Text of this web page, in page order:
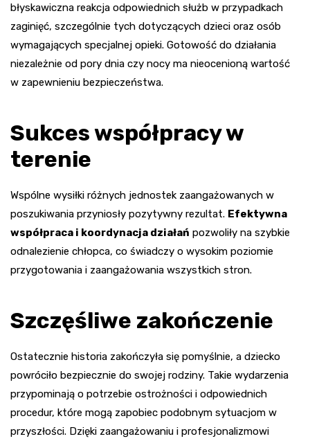
błyskawiczna reakcja odpowiednich służb w przypadkach
zaginięć, szczególnie tych dotyczących dzieci oraz osób
wymagających specjalnej opieki. Gotowość do działania
niezależnie od pory dnia czy nocy ma nieocenioną wartość
w zapewnieniu bezpieczeństwa.
Sukces współpracy w
terenie
Wspólne wysiłki różnych jednostek zaangażowanych w
poszukiwania przyniosły pozytywny rezultat. Efektywna
współpraca i koordynacja działań pozwoliły na szybkie
odnalezienie chłopca, co świadczy o wysokim poziomie
przygotowania i zaangażowania wszystkich stron.
Szczęśliwe zakończenie
Ostatecznie historia zakończyła się pomyślnie, a dziecko
powróciło bezpiecznie do swojej rodziny. Takie wydarzenia
przypominają o potrzebie ostrożności i odpowiednich
procedur, które mogą zapobiec podobnym sytuacjom w
przyszłości. Dzięki zaangażowaniu i profesjonalizmowi